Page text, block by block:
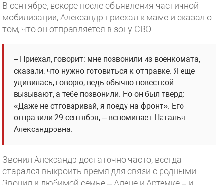
В сентябре, вскоре после объявления частичной
мобилизации, Александр приехал к маме и сказал о
том, что он отправляется в зону СВО.
– Приехал, говорит: мне позвонили из военкомата,
сказали, что нужно готовиться к отправке. Я еще
удивилась, говорю, ведь обычно повесткой
вызывают, а тебе позвонили. Но он был тверд:
«Даже не отговаривай, я поеду на фронт». Его
отправили 29 сентября, – вспоминает Наталья
Александровна.
Звонил Александр достаточно часто, всегда
старался выкроить время для связи с родными.
Звонил и любимой семье – Алене и Артемке – и